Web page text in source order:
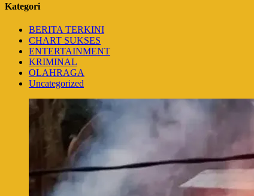
Kategori
BERITA TERKINI
CHART SUKSES
ENTERTAINMENT
KRIMINAL
OLAHRAGA
Uncategorized